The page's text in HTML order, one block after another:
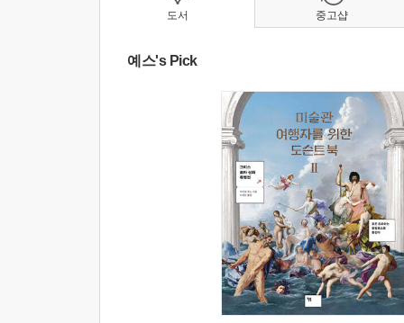
도서
예스's Pick
중고샵